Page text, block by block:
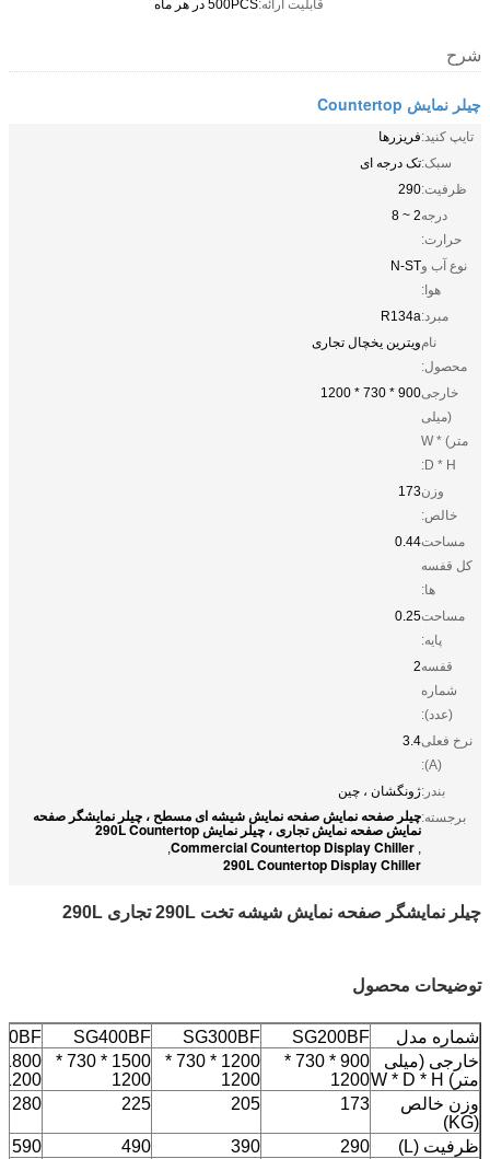
قابلیت ارائه:500PCS در هر ماه
شرح
چیلر نمایش Countertop
تایپ کنید:فریزرها
سبک:تک درجه ای
ظرفیت:290
درجه
حرارت:
2 ~ 8
نوع آب و
هوا:
N-ST
مبرد:R134a
نام
محصول:
ویترین یخچال تجاری
خارجی
(میلی
متر) W *
D * H:
900 * 730 * 1200
وزن
خالص:
173
مساحت
کل قفسه
ها:
0.44
مساحت
پایه:
0.25
قفسه
شماره
(عدد):
2
نرخ فعلی
(A):
3.4
بندر:ژونگشان ، چین
برجسته:چیلر صفحه نمایش صفحه نمایش شیشه ای مسطح ، چیلر نمایشگر صفحه
نمایش صفحه نمایش تجاری ، چیلر نمایش 290L Countertop
,
Commercial Countertop Display Chiller
,
290L Countertop Display Chiller
چیلر نمایشگر صفحه نمایش شیشه تخت 290L تجاری 290L
توضیحات محصول
شماره مدل SG200BF
SG300BF
SG400BF
خارجی (میلی
متر) W * D * H
900 * 730 *
1200
1200 * 730 *
1200
1500 * 730 *
1200
1200
وزن خالص
(KG)
173
205
225
280
ظرفیت (L) 290
390
490
590